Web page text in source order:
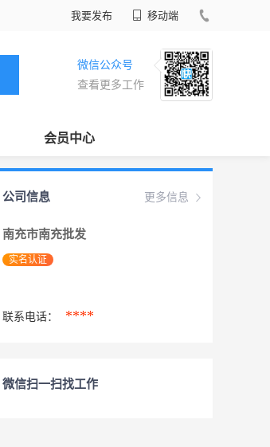
我要发布 移动端
微信公众号
查看更多工作
会员中心
更多信息
公司信息
南充市南充批发
实名认证
联系电话： ****
微信扫一扫找工作